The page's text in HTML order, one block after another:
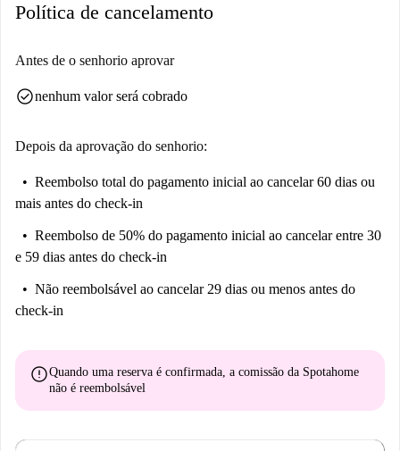
Política de cancelamento
Antes de o senhorio aprovar
check_circlenenhum valor será cobrado
Depois da aprovação do senhorio:
Reembolso total do pagamento inicial ao cancelar 60 dias ou
mais antes do check-in
Reembolso de 50% do pagamento inicial ao cancelar entre 30
e 59 dias antes do check-in
Não reembolsável ao cancelar 29 dias ou menos antes do
check-in
errorQuando uma reserva é confirmada, a comissão da Spotahome
não é reembolsável